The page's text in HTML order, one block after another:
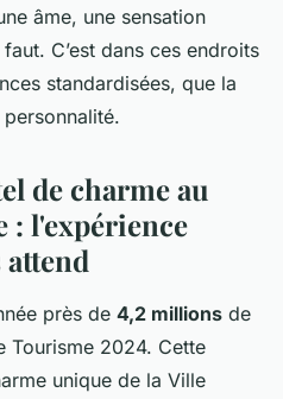
âme, une sensation
C’est dans ces endroits
standardisées, que la
de charme au
: l'expérience
près de 4,2 millions de
Tourisme 2024. Cette
unique de la Ville